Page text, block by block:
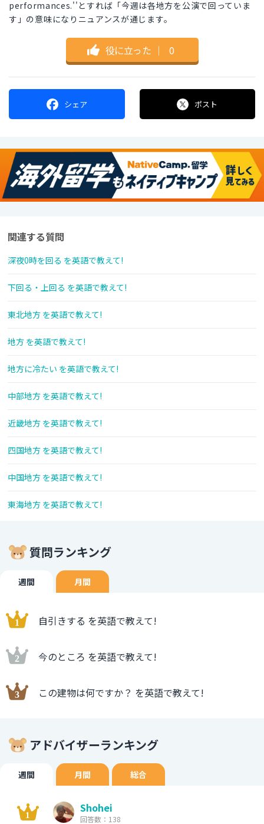
performances.''とすれば「今週は各地方を公演で回っていま
す」の意味になりニュアンスが通じます。
役に立った ｜ 0
シェア ポスト
関連する質問
深夜0時を回る を英語で教えて!
下回る・上回る を英語で教えて!
東北地方 を英語で教えて!
地方 を英語で教えて!
地方に冷たい を英語で教えて!
中部地方 を英語で教えて!
近畿地方 を英語で教えて!
四国地方 を英語で教えて!
中国地方 を英語で教えて!
東海地方 を英語で教えて!
質問ランキング
週間 月間
自引きする を英語で教えて!
今のところ を英語で教えて!
この建物は何ですか？ を英語で教えて!
アドバイザーランキング
週間 月間 総合
Shohei
回答数：138